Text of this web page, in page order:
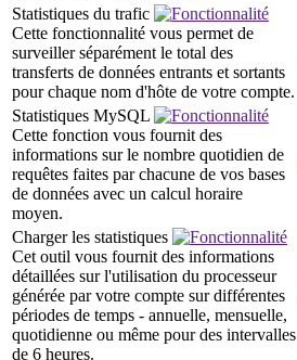
Statistiques du trafic
Cette fonctionnalité vous permet de
surveiller séparément le total des
transferts de données entrants et sortants
pour chaque nom d'hôte de votre compte.
Statistiques MySQL
Cette fonction vous fournit des
informations sur le nombre quotidien de
requêtes faites par chacune de vos bases
de données avec un calcul horaire
moyen.
Charger les statistiques
Cet outil vous fournit des informations
détaillées sur l'utilisation du processeur
générée par votre compte sur différentes
périodes de temps - annuelle, mensuelle,
quotidienne ou même pour des intervalles
de 6 heures.